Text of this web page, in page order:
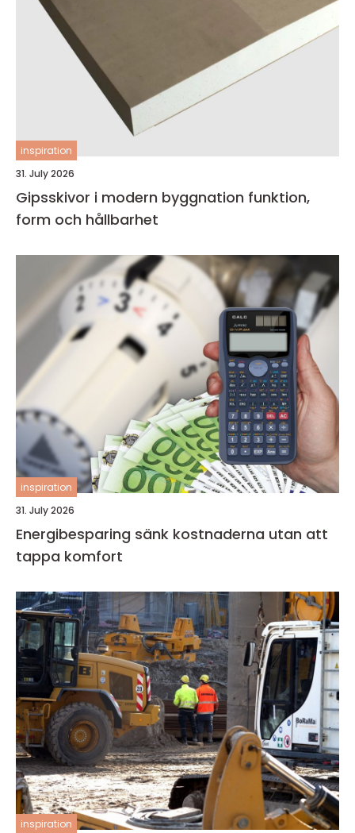
inspiration
31. July 2026
Gipsskivor i modern byggnation funktion,
form och hållbarhet
inspiration
31. July 2026
Energibesparing sänk kostnaderna utan att
tappa komfort
inspiration